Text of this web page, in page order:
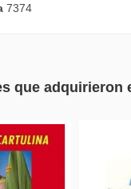
7374
que adquirieron